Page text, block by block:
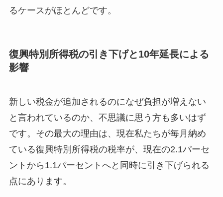
るケースがほとんどです。
復興特別所得税の引き下げと10年延長による
影響
新しい税金が追加されるのになぜ負担が増えない
と言われているのか、不思議に思う方も多いはず
です。その最大の理由は、現在私たちが毎月納め
ている復興特別所得税の税率が、現在の2.1パーセ
ントから1.1パーセントへと同時に引き下げられる
点にあります。